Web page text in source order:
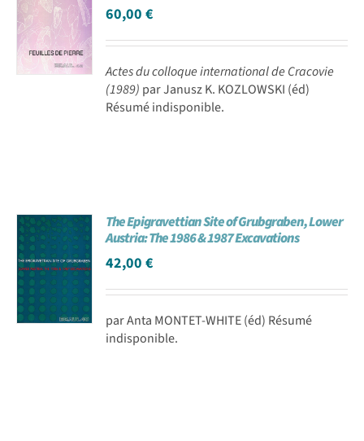
60,00€
Actes du colloque international de Cracovie
(1989) par Janusz K. KOZLOWSKI (éd)
Résumé indisponible.
The Epigravettian Site of Grubgraben, Lower
Austria: The 1986 & 1987 Excavations
42,00€
par Anta MONTET-WHITE (éd) Résumé
indisponible.